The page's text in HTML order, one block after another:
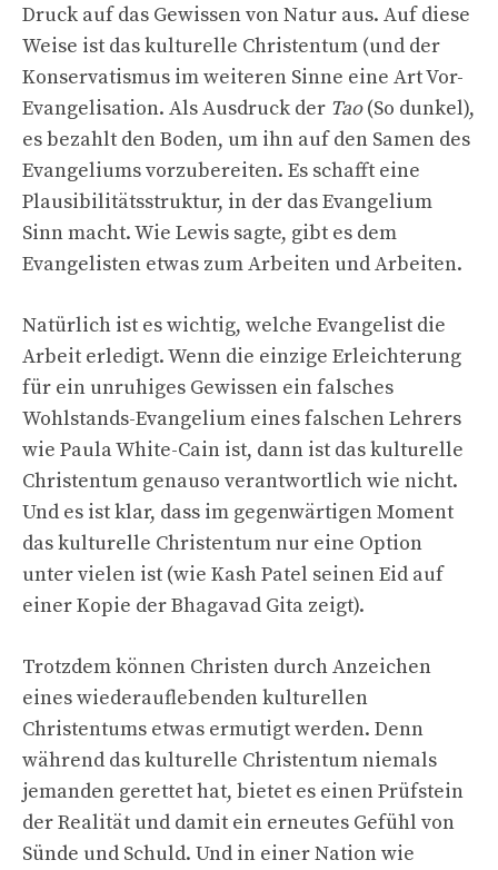
Druck auf das Gewissen von Natur aus. Auf diese
Weise ist das kulturelle Christentum (und der
Konservatismus im weiteren Sinne eine Art Vor-
Evangelisation. Als Ausdruck der Tao(So ​​dunkel),
es bezahlt den Boden, um ihn auf den Samen des
Evangeliums vorzubereiten. Es schafft eine
Plausibilitätsstruktur, in der das Evangelium
Sinn macht. Wie Lewis sagte, gibt es dem
Evangelisten etwas zum Arbeiten und Arbeiten.
Natürlich ist es wichtig, welche Evangelist die
Arbeit erledigt. Wenn die einzige Erleichterung
für ein unruhiges Gewissen ein falsches
Wohlstands-Evangelium eines falschen Lehrers
wie Paula White-Cain ist, dann ist das kulturelle
Christentum genauso verantwortlich wie nicht.
Und es ist klar, dass im gegenwärtigen Moment
das kulturelle Christentum nur eine Option
unter vielen ist (wie Kash Patel seinen Eid auf
einer Kopie der Bhagavad Gita zeigt).
Trotzdem können Christen durch Anzeichen
eines wiederauflebenden kulturellen
Christentums etwas ermutigt werden. Denn
während das kulturelle Christentum niemals
jemanden gerettet hat, bietet es einen Prüfstein
der Realität und damit ein erneutes Gefühl von
Sünde und Schuld. Und in einer Nation wie